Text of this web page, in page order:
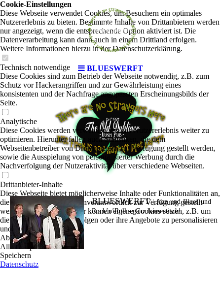
BLUESWERFT
BLUESWERFT |Jazz und Blues und
Rock’n’Roll - ganz hanseatisch!
Die vier Jungs von "blues werft" spielen den wahrscheinlich bestgelaunten Blues der
Cookie-Einstellungen
Diese Webseite verwendet Cookies, um Besuchern ein optimales
Nutzererlebnis zu bieten. Bestimmte Inhalte von Drittanbietern werden
nur angezeigt, wenn die entsprechende Option aktiviert ist. Die
Datenverarbeitung kann dann auch in einem Drittland erfolgen.
Weitere Informationen hierzu in der Datenschutzerklärung.
Technisch notwendige
Diese Cookies sind zum Betrieb der Webseite notwendig, z.B. zum
Schutz vor Hackerangriffen und zur Gewährleistung eines
konsistenten und der Nachfrage angepassten Erscheinungsbilds der
Seite.
Analytische
Diese Cookies werden verwendet, um das Nutzererlebnis weiter zu
optimieren. Hierunter fallen auch Statistiken, die dem
Webseitenbetreiber von Drittanbietern zur Verfügung gestellt werden,
sowie die Ausspielung von personalisierter Werbung durch die
Nachverfolgung der Nutzeraktivität über verschiedene Webseiten.
Drittanbieter-Inhalte
Diese Webseite bietet möglicherweise Inhalte oder Funktionalitäten an,
die von Drittanbietern eigenverantwortlich zur Verfügung gestellt
werden. Diese Drittanbieter können eigene Cookies setzen, z.B. um
die Nutzeraktivität zu verfolgen oder ihre Angebote zu personalisieren
und zu optimieren.
Ablehnen
Alle akzeptieren
Speichern
Datenschutz